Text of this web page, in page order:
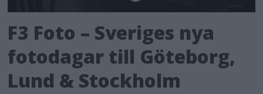
F3 Foto – Sveriges nya
fotodagar till Göteborg,
Lund & Stockholm